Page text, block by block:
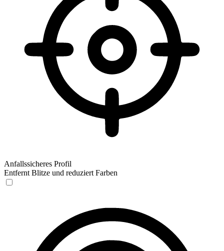
Anfallssicheres Profil
Entfernt Blitze und reduziert Farben